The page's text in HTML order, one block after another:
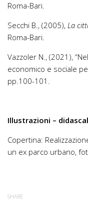
Roma-Bari.
Secchi B., (2005), La
Roma-Bari.
Vazzoler N., (2021),
economico e sociale
pp.100-101.
Illustrazioni –
Copertina:
un ex parco urbano,
SHARE